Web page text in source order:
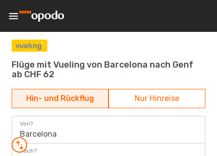
Flüge mit Vueling von Barcelona nach Genf
ab CHF 62
Hin- und Rückflug Nur Hinreise
Von?
Barcelona
Nach?